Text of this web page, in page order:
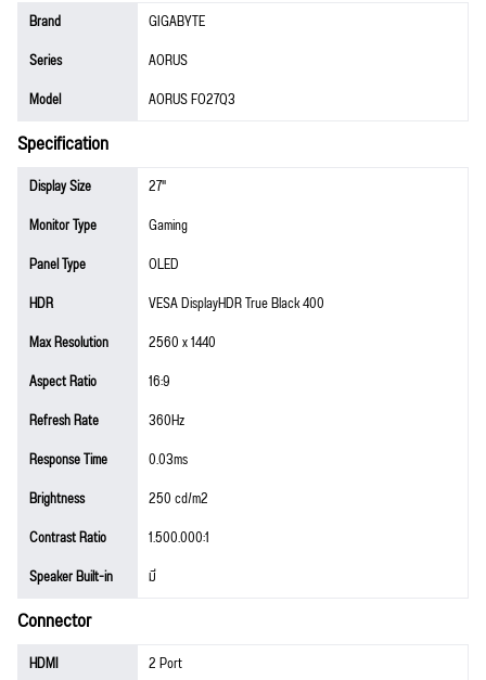
Brand
GIGABYTE
Series
AORUS
Model
AORUS FO27Q3
Specification
Display Size
27"
Monitor Type
Gaming
Panel Type
OLED
HDR
VESA DisplayHDR True Black 400
Max Resolution
2560 x 1440
Aspect Ratio
16:9
Refresh Rate
360Hz
Response Time
0.03ms
Brightness
250 cd/m2
Contrast Ratio
1.500.000:1
Speaker Built-in
มี
Connector
HDMI
2 Port